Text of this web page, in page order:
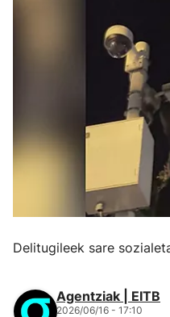
Delitugileek sare
Agentziak | EITB
2026/06/16 - 17:10